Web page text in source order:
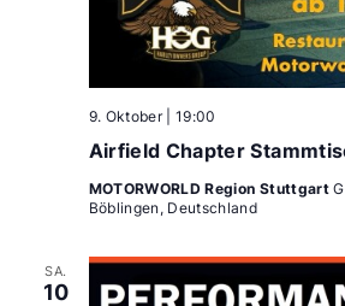
Airfield Chapter
9. Oktober | 19:00
MOTORWORLD Region Stuttgart
Böblingen, Deutschland
SA.
10